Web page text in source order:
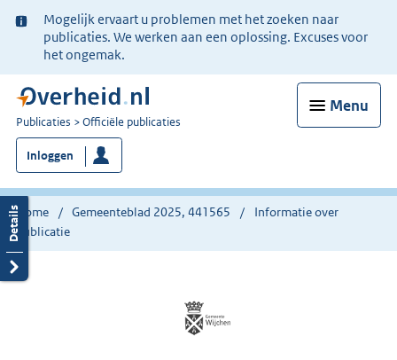
Ter
informatie:
Mogelijk ervaart u problemen met het zoeken naar
publicaties. We werken aan een oplossing. Excuses voor
het ongemak.
Menu
U
bent
nu
hier:
Publicaties Officiële publicaties
Inloggen
Home Gemeenteblad 2025, 441565
Informatie over
publicatie